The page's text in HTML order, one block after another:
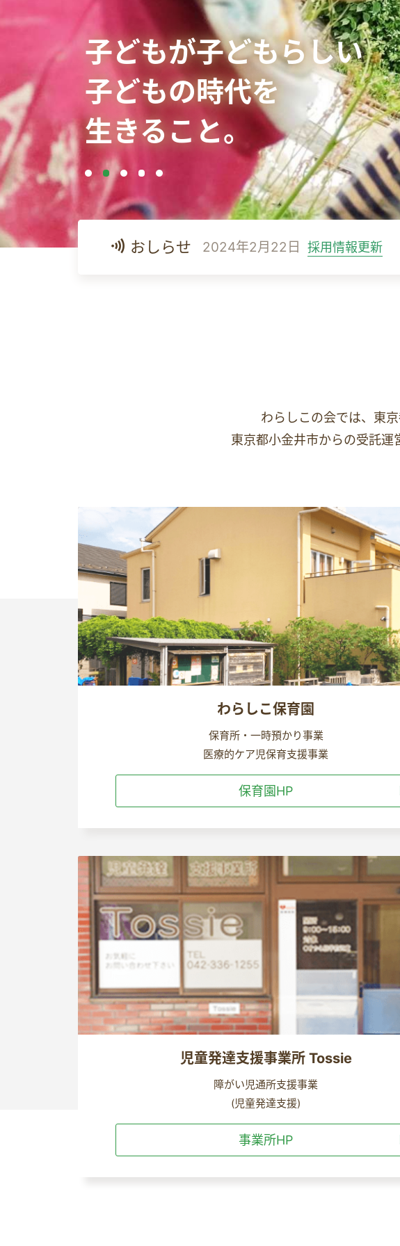
子どもが子どもらしい
子どもの時代を
生きること。
おしらせ 2024年2月22日 採用情報更新
わらしこの会では、東
東京都小金井市からの受託運
わらしこ保育園
保育所・一時預かり事業
医療的ケア児保育支援事業
保育園HP
児童発達支援事業所 Tossie
障がい児通所支援事業
(児童発達支援)
事業所HP